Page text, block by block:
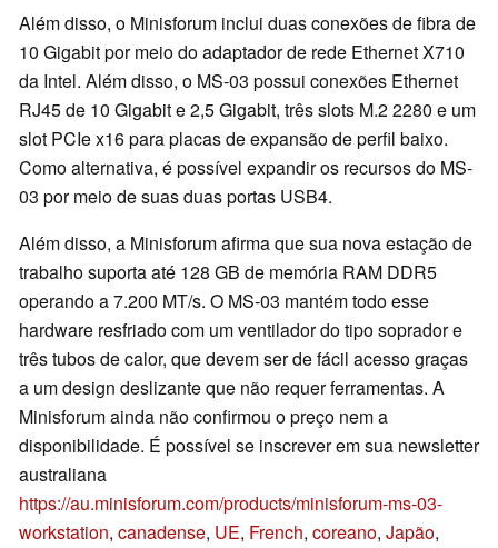
Além disso, o Minisforum inclui duas conexões de fibra de
10 Gigabit por meio do adaptador de rede Ethernet X710
da Intel. Além disso, o MS-03 possui conexões Ethernet
RJ45 de 10 Gigabit e 2,5 Gigabit, três slots M.2 2280 e um
slot PCIe x16 para placas de expansão de perfil baixo.
Como alternativa, é possível expandir os recursos do MS-
03 por meio de suas duas portas USB4.
Além disso, a Minisforum afirma que sua nova estação de
trabalho suporta até 128 GB de memória RAM DDR5
operando a 7.200 MT/s. O MS-03 mantém todo esse
hardware resfriado com um ventilador do tipo soprador e
três tubos de calor, que devem ser de fácil acesso graças
a um design deslizante que não requer ferramentas. A
Minisforum ainda não confirmou o preço nem a
disponibilidade. É possível se inscrever em sua newsletter
australiana
https://au.minisforum.com/products/minisforum-ms-03-
workstation, canadense, UE, French, coreano, Japão,